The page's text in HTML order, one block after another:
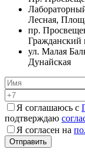
Лесная,
пр.
Гражданский
ул. Малая
Дунайская
Я соглашаюсь с
подтверждаю
Я согласен на